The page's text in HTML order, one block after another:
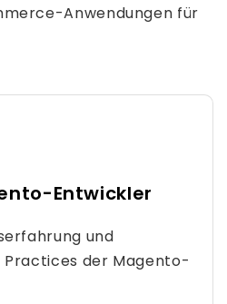
Anwendungen für
Entwickler
und
Practices der Magento-